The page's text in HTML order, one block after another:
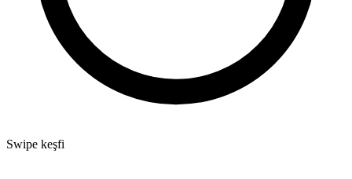
Swipe keşfi